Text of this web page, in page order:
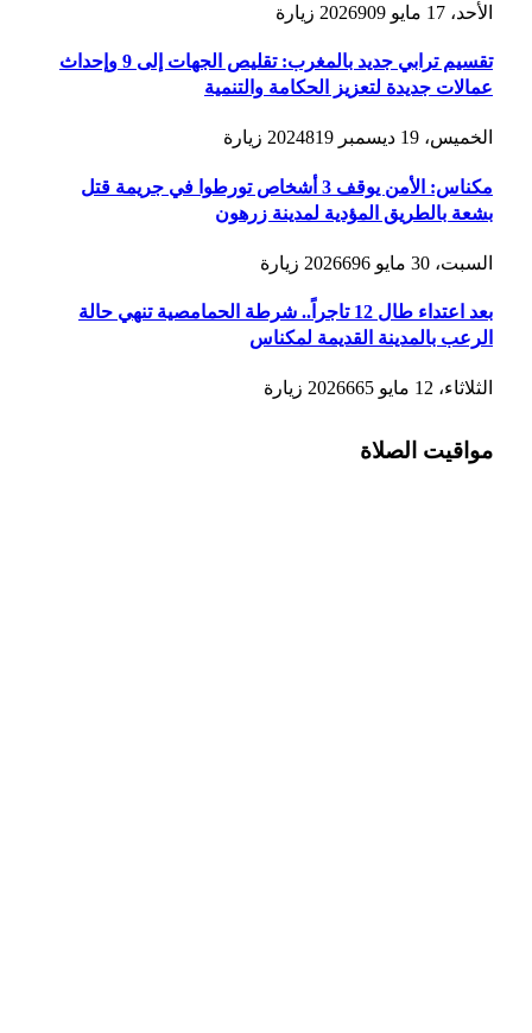
الأحد، 17 مايو 2026 909 زيارة
تقسيم ترابي جديد بالمغرب: تقليص الجهات إلى 9 وإحداث
عمالات جديدة لتعزيز الحكامة والتنمية
الخميس، 19 ديسمبر 2024 819 زيارة
مكناس: الأمن يوقف 3 أشخاص تورطوا في جريمة قتل
بشعة بالطريق المؤدية لمدينة زرهون
السبت، 30 مايو 2026 696 زيارة
بعد اعتداء طال 12 تاجراً.. شرطة الحمامصية تنهي حالة
الرعب بالمدينة القديمة لمكناس
الثلاثاء، 12 مايو 2026 665 زيارة
مواقيت الصلاة